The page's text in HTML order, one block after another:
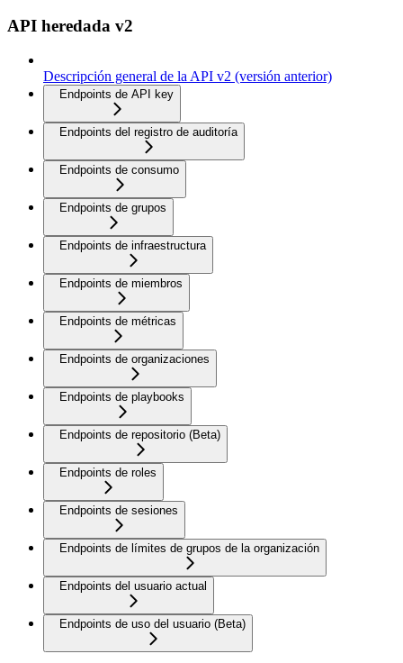
API heredada v2
Descripción general de la API v2 (versión anterior)
Endpoints de API key
Endpoints del registro de auditoría
Endpoints de consumo
Endpoints de grupos
Endpoints de infraestructura
Endpoints de miembros
Endpoints de métricas
Endpoints de organizaciones
Endpoints de playbooks
Endpoints de repositorio (Beta)
Endpoints de roles
Endpoints de sesiones
Endpoints de límites de grupos de la organización
Endpoints del usuario actual
Endpoints de uso del usuario (Beta)